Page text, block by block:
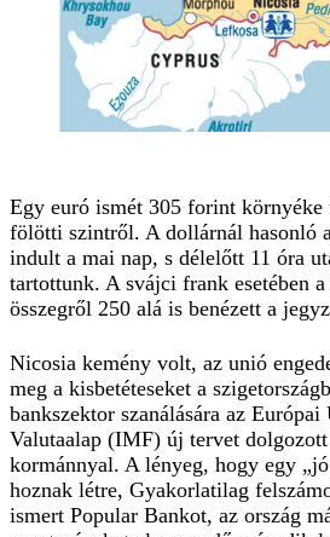
Egy euró ismét 305 forint környéke
fölötti szintről. A dollárnál hasonló
indult a mai nap, s délelőtt 11 óra
tartottunk. A svájci frank esetében
összegről 250 alá is benézett a
Nicosia kemény volt, az unió
meg a kisbetéteseket a
bankszektor szanálására az
Valutaalap (IMF) új tervet
kormánnyal. A lényeg, hogy egy
hoznak létre, Gyakorlatilag
ismert Popular Bankot, az ország